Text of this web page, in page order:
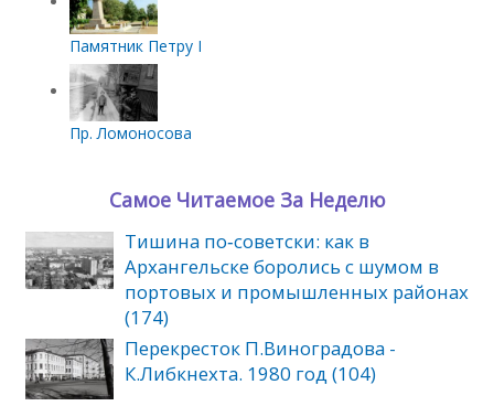
Памятник Петру I
Пр. Ломоносова
Самое Читаемое За Неделю
Тишина по‑советски: как в
Архангельске боролись с шумом в
портовых и промышленных районах
(174)
Перекресток П.Виноградова -
К.Либкнехта. 1980 год (104)